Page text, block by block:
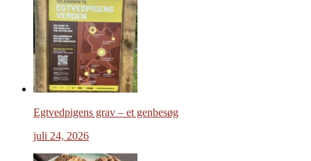
Egtvedpigens grav – et genbesøg
juli 24, 2026